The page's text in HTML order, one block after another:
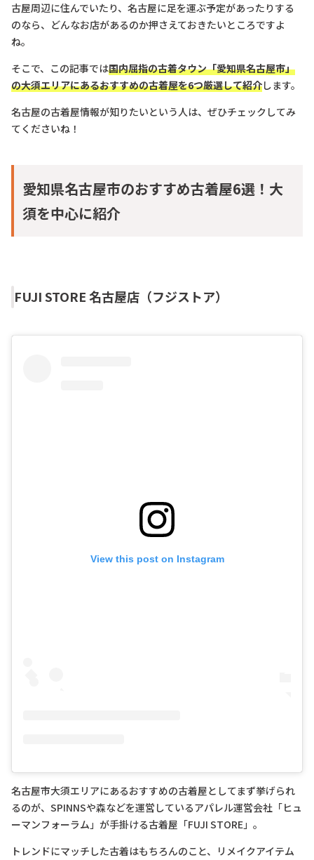
古屋周辺に住んでいたり、名古屋に足を運ぶ予定があったりする
のなら、どんなお店があるのか押さえておきたいところですよ
ね。
そこで、この記事では国内屈指の古着タウン「愛知県名古屋市」
の大須エリアにあるおすすめの古着屋を6つ厳選して紹介します。
名古屋の古着屋情報が知りたいという人は、ぜひチェックしてみ
てくださいね！
愛知県名古屋市のおすすめ古着屋6選！大
須を中心に紹介
FUJI STORE 名古屋店（フジストア）
View this post on Instagram
名古屋市大須エリアにあるおすすめの古着屋としてまず挙げられ
るのが、SPINNSや森などを運営しているアパレル運営会社「ヒュ
ーマンフォーラム」が手掛ける古着屋「FUJI STORE」。
トレンドにマッチした古着はもちろんのこと、リメイクアイテム